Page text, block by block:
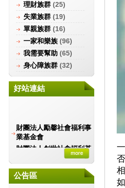
理財族群 (25)
失業族群 (19)
單親族群 (16)
一家和樂族 (96)
我需要幫助 (65)
身心障族群 (32)
好站連結
財團法人勵馨社會福利事
業基金會
財團法人創世社會福利基
財團法人愛盲基金會
信誼基金會-守護孩子唯
公告區